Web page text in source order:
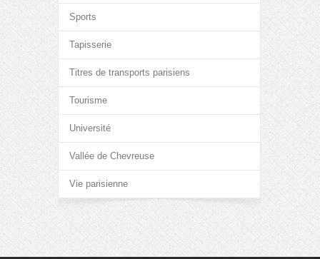
Sports
Tapisserie
Titres de transports parisiens
Tourisme
Université
Vallée de Chevreuse
Vie parisienne